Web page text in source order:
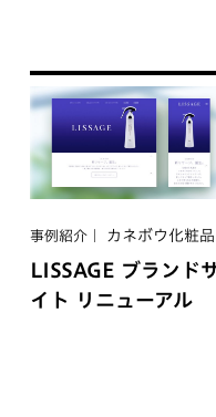
事例紹介 カネボウ化粧品
LISSAGE ブランド
イト リニューアル